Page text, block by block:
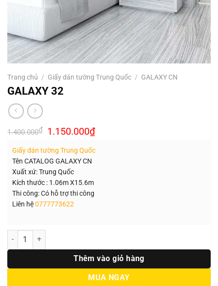
Trang chủ / Giấy dán tường Trung Quốc / GALAXY CN
GALAXY 32
1.400.000₫ Giá
gốc
1.400.000₫.
1.150.000₫Giá
hiện
là:
Giấy dán tường Trung Quốc
Tên CATALOG GALAXY CN
Xuất xứ: Trung Quốc
Kích thước : 1.06m X15.6m
Thi công: Có hỗ trợ thi công
Liên hệ0777773622
Số lượng
Thêm vào giỏ hàng
MUA NGAY